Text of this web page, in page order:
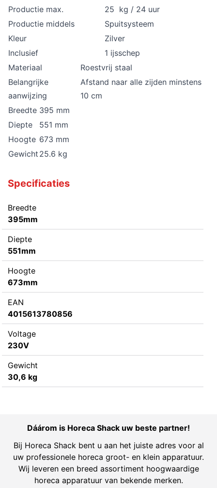
Productie max.
25 kg / 24 uur
Productie middels
Spuitsysteem
Kleur
Zilver
Inclusief
1 ijsschep
Materiaal
Roestvrij staal
Belangrijke
aanwijzing
Afstand naar alle zijden minstens
10 cm
Breedte 395 mm
Diepte
551 mm
Hoogte 673 mm
Gewicht 25.6 kg
Specificaties
Breedte
395mm
Diepte
551mm
Hoogte
673mm
EAN
4015613780856
Voltage
230V
Gewicht
30,6 kg
Dáárom is Horeca Shack uw beste partner!
Bij Horeca Shack bent u aan het juiste adres voor al
uw professionele horeca groot- en klein apparatuur.
Wij leveren een breed assortiment hoogwaardige
horeca apparatuur van bekende merken.